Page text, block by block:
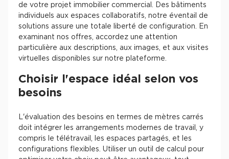
de votre projet immobilier commercial. Des bâtiments
individuels aux espaces collaboratifs, notre éventail de
solutions assure une totale liberté de configuration. En
examinant nos offres, accordez une attention
particulière aux descriptions, aux images, et aux visites
virtuelles disponibles sur notre plateforme.
Choisir l'espace idéal selon vos
besoins
L'évaluation des besoins en termes de mètres carrés
doit intégrer les arrangements modernes de travail, y
compris le télétravail, les espaces partagés, et les
configurations flexibles. Utiliser un outil de calcul pour